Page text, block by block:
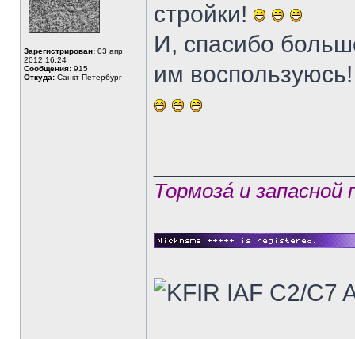
Зарегистрирован: 03 апр
2012 16:24
Сообщения: 915
Откуда: Санкт-Петербург
стройки!
И, спасибо
им воспользуюсь!
Тормозá и